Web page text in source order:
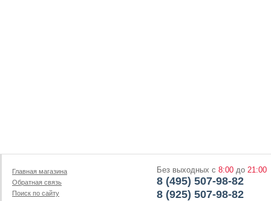
Главная магазина
Обратная связь
Поиск по сайту
Без выходных с 8:00 до 21:00
8 (495) 507-98-82
8 (925) 507-98-82